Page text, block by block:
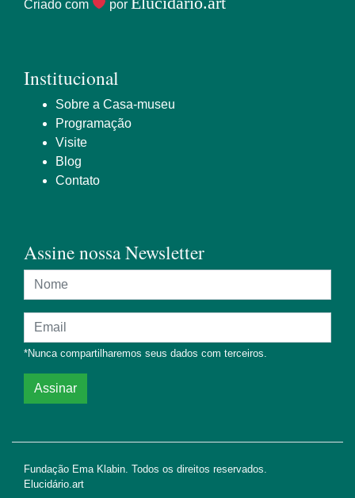
Criado com por
Institucional
Sobre a Casa-museu
Programação
Visite
Blog
Contato
Assine nossa Newsletter
Nome
Endereço de e-mail
*Nunca compartilharemos seus dados com terceiros.
Assinar
Fundação Ema Klabin. Todos os direitos reservados.
Elucidário.art